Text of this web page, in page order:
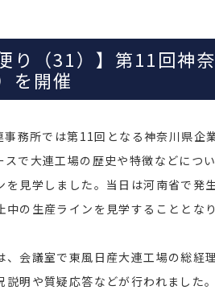
り（31）】第11回神
を開催
務所では第11回となる神奈川県企
スで大連工場の歴史や特徴などにつ
を見学しました。当日は河南省で発
中の生産ラインを見学することとな
。
、会議室で東風日産大連工場の総経
説明や質疑応答などが行われました。